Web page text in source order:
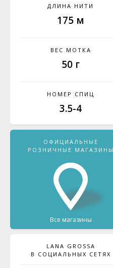
ДЛИНА НИТИ
175 м
ВЕС МОТКА
50 г
НОМЕР СПИЦ
3.5-4
ОФИЦИАЛЬНЫЕ
РОЗНИЧНЫЕ МАГАЗИНЫ
Все магазины
LANA GROSSA
В СОЦИАЛЬНЫХ СЕТЯХ